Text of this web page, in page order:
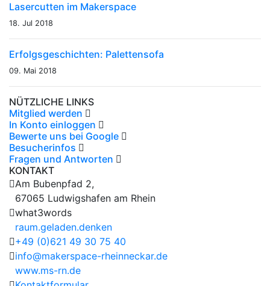
Lasercutten im Makerspace
18. Jul 2018
Erfolgsgeschichten: Palettensofa
09. Mai 2018
NÜTZLICHE LINKS
Mitglied werden
In Konto einloggen
Bewerte uns bei Google
Besucherinfos
Fragen und Antworten
KONTAKT
Am Bubenpfad 2,
67065 Ludwigshafen am Rhein
what3words
raum.geladen.denken
+49 (0)621 49 30 75 40
info@makerspace-rheinneckar.de
www.ms-rn.de